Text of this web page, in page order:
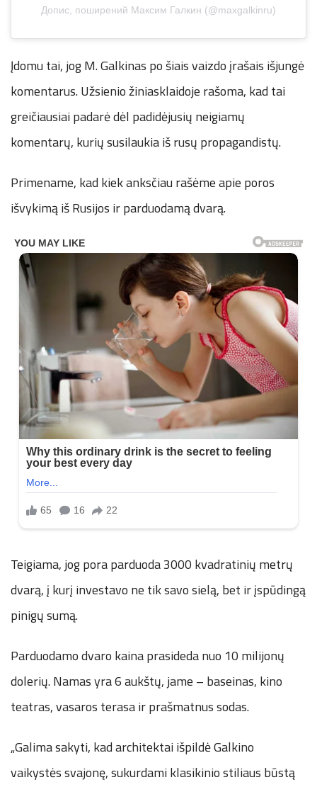
Допис, поширений Максим Галкин (@maxgalkinru)
Įdomu tai, jog M. Galkinas po šiais vaizdo įrašais išjungė
komentarus. Užsienio žiniasklaidoje rašoma, kad tai
greičiausiai padarė dėl padidėjusių neigiamų
komentarų, kurių susilaukia iš rusų propagandistų.
Primename, kad kiek anksčiau rašėme apie poros
išvykimą iš Rusijos ir parduodamą dvarą.
Teigiama, jog pora parduoda 3000 kvadratinių metrų
dvarą, į kurį investavo ne tik savo sielą, bet ir įspūdingą
pinigų sumą.
Parduodamo dvaro kaina prasideda nuo 10 milijonų
dolerių. Namas yra 6 aukštų, jame – baseinas, kino
teatras, vasaros terasa ir prašmatnus sodas.
„Galima sakyti, kad architektai išpildė Galkino
vaikystės svajonę, sukurdami klasikinio stiliaus būstą